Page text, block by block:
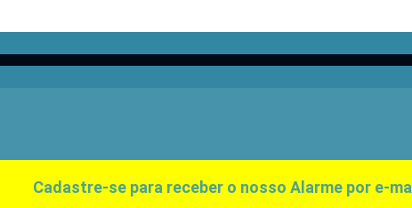
Cadastre-se para receber o nosso Alarme por e-